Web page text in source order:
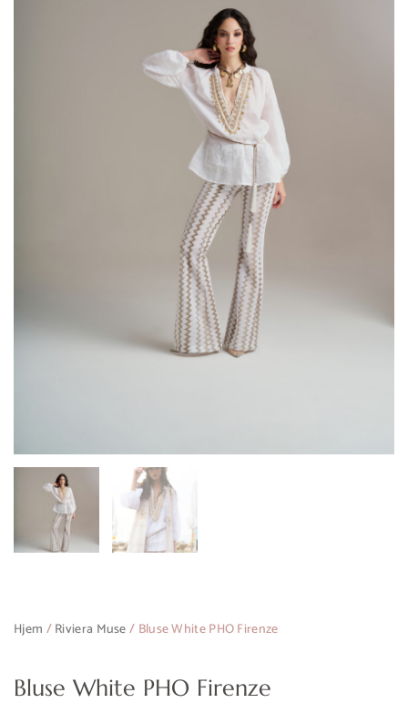
Legg til ønskeliste
Hjem /Riviera Muse/ Bluse White PHO Firenze
Bluse White PHO Firenze